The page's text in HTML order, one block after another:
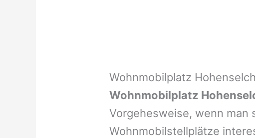
Wohnmobilplatz
Wohnmobilplatz
Vorgehesweise, wenn man
Wohnmobilstellplätze